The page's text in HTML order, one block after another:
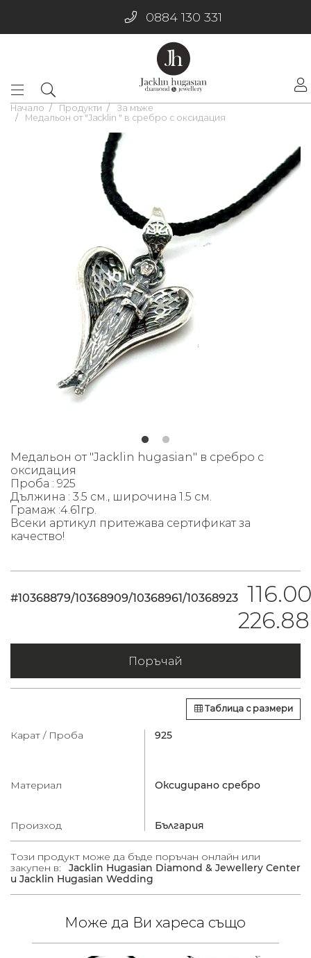
0884 130 331
Начало Продукти
За мъже
Медальон от "Jacklin " в сребро с оксидация
Медальон от "Jacklin hugasian" в сребро с
оксидация
Проба : 925
Дължина : 3.5 см., широчина 1.5 см.
Грамаж :4.61гр.
Всеки артикул притежава сертификат за
качество!
#10368879/10368909/10368961/10368923
Поръчай
Таблица с размери
Карат / Проба 925
Материал Оксидирано сребро
Произход България
Този продукт може да бъде поръчан онлайн или
закупен в:
Jacklin Hugasian Diamond & Jewellery Center
и Jacklin Hugasian Wedding
Може да Ви хареса също